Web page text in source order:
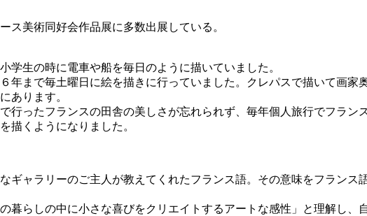
ス美術同好会作品展に多数出展している。
生の時に電車や船を毎日のように描いていました。
年まで毎土曜日に絵を描きに行っていました。クレパスで描いて画
あります。
行ったフランスの田舎の美しさが忘れられず、毎年個人旅行でフラ
描くようになりました。
ギャラリーのご主人が教えてくれたフランス語。その意味をフラン
暮らしの中に小さな喜びをクリエイトするアートな感性」と理解し